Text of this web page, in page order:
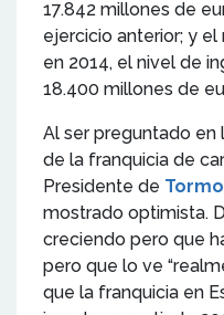
17.842 millones de
ejercicio anterior; y
en 2014, el nivel de
18.400 millones de
Al ser preguntado en
de la franquicia de
Presidente de
mostrado optimista.
creciendo pero que
pero que lo ve
que la franquicia en